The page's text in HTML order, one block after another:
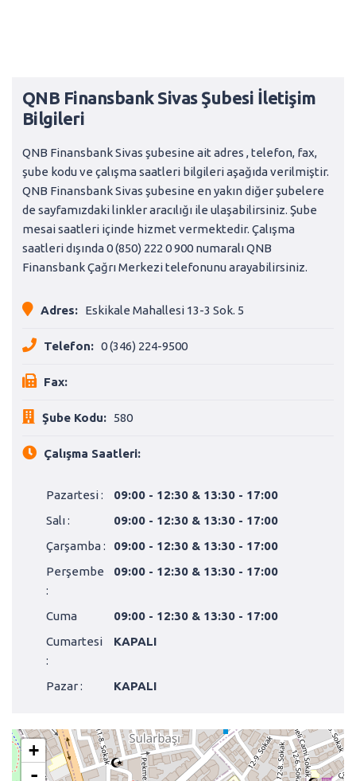
QNB Finansbank Sivas Şubesi İletişim
Bilgileri
QNB Finansbank Sivas şubesine ait adres , telefon, fax,
şube kodu ve çalışma saatleri bilgileri aşağıda verilmiştir.
QNB Finansbank Sivas şubesine en yakın diğer şubelere
de sayfamızdaki linkler aracılığı ile ulaşabilirsiniz. Şube
mesai saatleri içinde hizmet vermektedir. Çalışma
saatleri dışında 0 (850) 222 0 900 numaralı QNB
Finansbank Çağrı Merkezi telefonunu arayabilirsiniz.
Adres: Eskikale Mahallesi 13-3 Sok. 5
Telefon: 0 (346) 224-9500
Fax:
Şube Kodu: 580
Çalışma Saatleri:
Pazartesi :
09:00 - 12:30 & 13:30 - 17:00
Salı :
09:00 - 12:30 & 13:30 - 17:00
Çarşamba :
09:00 - 12:30 & 13:30 - 17:00
Perşembe
:
09:00 - 12:30 & 13:30 - 17:00
Cuma
09:00 - 12:30 & 13:30 - 17:00
Cumartesi
:
KAPALI
Pazar : KAPALI
+
-